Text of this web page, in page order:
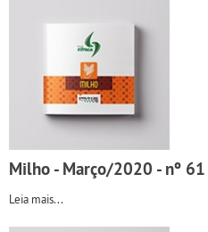
Milho - Março/2020 - nº 61
Leia mais...